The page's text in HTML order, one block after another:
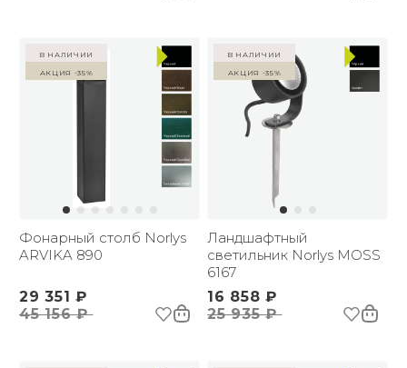
в наличии
Акция -35%
Фонарный столб Norlys
ARVIKA 890
29 351 ₽
45 156 ₽
в наличии
Акция -35%
Ландшафтный
светильник Norlys MOSS
6167
16 858 ₽
25 935 ₽